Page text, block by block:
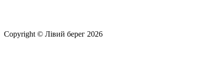
Copyright © Лівий берег 2026